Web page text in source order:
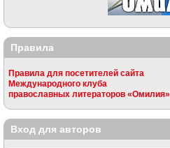
Правила
Правила для посетителей сайта
Международного клуба
православных литераторов «Омилия»
Вход для авторов